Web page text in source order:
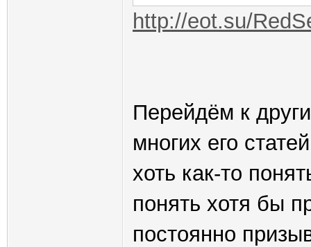
http://eot.su/
Перейдём к
многих его
хоть как-то
понять хотя бы
постоянно